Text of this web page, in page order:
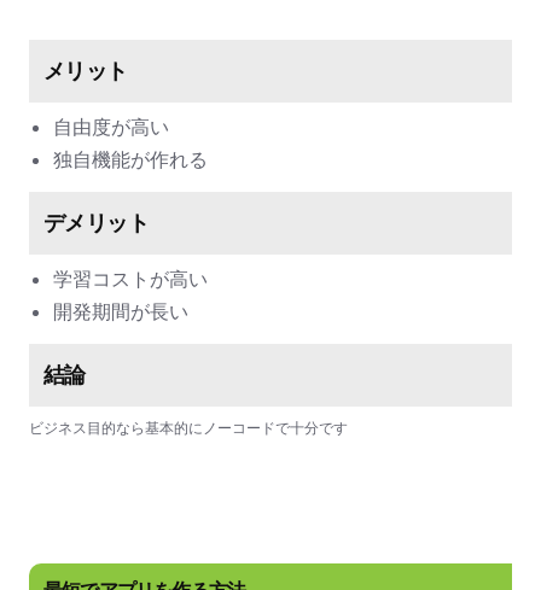
メリット
自由度が高い
独自機能が作れる
デメリット
学習コストが高い
開発期間が長い
結論
ビジネス目的なら基本的にノーコードで十分です